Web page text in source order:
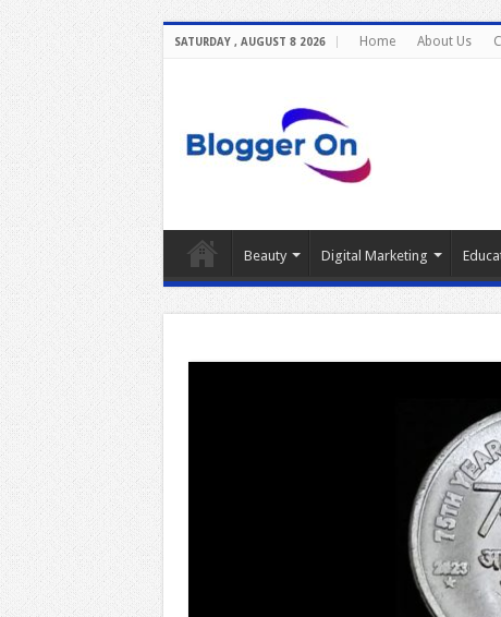
SATURDAY , AUGUST 8 2026 Home About Us
Beauty Digital Marketing